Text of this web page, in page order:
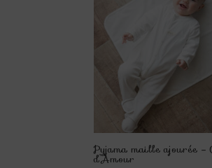
Pyjama maille ajourée –
d’Amour